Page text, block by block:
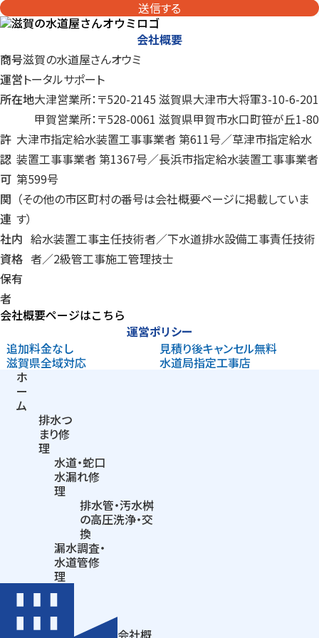
送信する
会社概要
商号滋賀の水道屋さんオウミ
運営トータルサポート
所在地大津営業所：〒520-2145 滋賀県大津市大将軍3-10-6-201
甲賀営業所：〒528-0061 滋賀県甲賀市水口町笹が丘1-80
許
認
可
関
連
大津市指定給水装置工事事業者 第611号／草津市指定給水
装置工事事業者 第1367号／長浜市指定給水装置工事事業者
第599号
（その他の市区町村の番号は会社概要ページに掲載していま
す）
社内
資格
保有
者
給水装置工事主任技術者／下水道排水設備工事責任技術
者／2級管工事施工管理技士
会社概要ページはこちら
運営ポリシー
追加料金なし
見積り後キャンセル無料
滋賀県全域対応 水道局指定工事店
ホ
ー
ム
排水つ
まり修
理
水道・蛇口
水漏れ修
理
排水管・汚水桝
の高圧洗浄・交
換
漏水調査・
水道管修
理
会社概